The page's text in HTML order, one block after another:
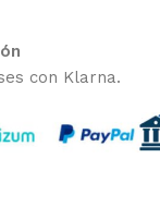
con Klarna.